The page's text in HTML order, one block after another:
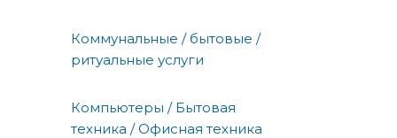
Коммунальные / бытовые /
ритуальные услуги
Компьютеры / Бытовая
техника / Офисная техника